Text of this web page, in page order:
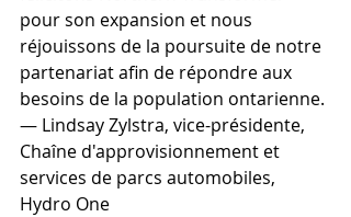
pour son expansion et nous
réjouissons de la poursuite de notre
partenariat afin de répondre aux
besoins de la population ontarienne.
— Lindsay Zylstra, vice-présidente,
Chaîne d'approvisionnement et
services de parcs automobiles,
Hydro One